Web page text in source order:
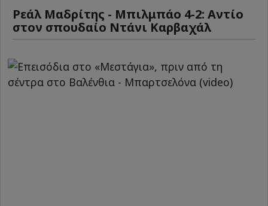
Ρεάλ Μαδρίτης - Μπιλμπάο 4-2: Αντίο
στον σπουδαίο Ντάνι Καρβαχάλ